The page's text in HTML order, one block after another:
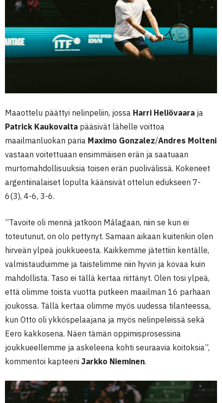
Maaottelu päättyi nelinpeliin, jossa Harri Heliövaara ja
Patrick Kaukovalta pääsivät lähelle voittoa
maailmanluokan paria Maximo Gonzalez/Andres Molteni
vastaan voitettuaan ensimmäisen erän ja saatuaan
murtomahdollisuuksia toisen erän puolivälissä. Kokeneet
argentiinalaiset lopulta käänsivät ottelun edukseen 7-
6(3), 4-6, 3-6.
”Tavoite oli mennä jatkoon Málagaan, niin se kun ei
toteutunut, on olo pettynyt. Samaan aikaan kuitenkin olen
hirveän ylpeä joukkueesta. Kaikkemme jätettiin kentälle,
valmistauduimme ja taistelimme niin hyvin ja kovaa kuin
mahdollista. Taso ei tällä kertaa riittänyt. Olen tosi ylpeä,
että olimme toista vuotta putkeen maailman 16 parhaan
joukossa. Tällä kertaa olimme myös uudessa tilanteessa,
kun Otto oli ykköspelaajana ja myös nelinpeleissä sekä
Eero kakkosena. Näen tämän oppimisprosessina
joukkueellemme ja askeleena kohti seuraavia koitoksia”,
kommentoi kapteeni Jarkko Nieminen.